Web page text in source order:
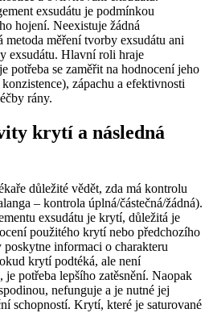
exsudátu je podmínkou
hojení. Neexistuje žádná
metoda měření tvorby exsudátu ani
exsudátu. Hlavní roli hraje
potřeba se zaměřit na hodnocení jeho
zápachu a efektivnosti
rány.
krytí a následná
důležité vědět, zda má kontrolu
–⁠ kontrola úplná/částečná/žádná).
exsudátu je krytí, důležitá je
použitého krytí nebo předchozího
informaci o charakteru
krytí podtéká, ale není
je potřeba lepšího zatěsnění. Naopak
nefunguje a je nutné jej
schopností. Krytí, které je saturované